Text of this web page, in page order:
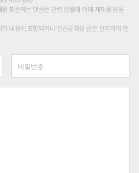
훼손하는 댓글은 관련 법률에 의해 제재를 받을
내용에 포함되거나 인신공격성 글은 관리자의 판